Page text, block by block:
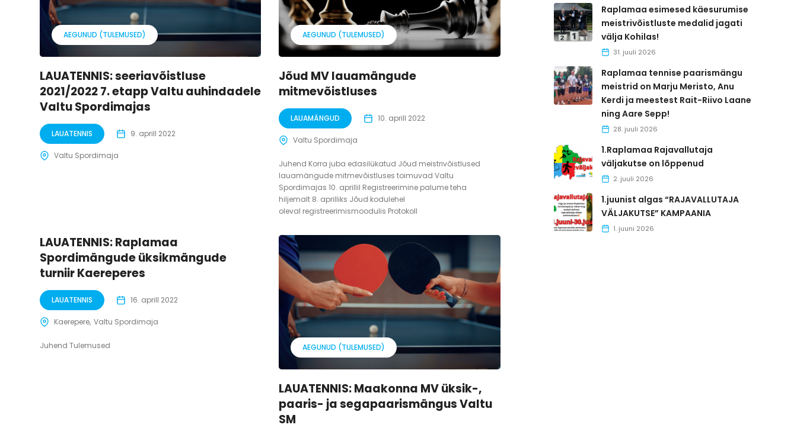
AEGUNUD (TULEMUSED)
LAUATENNIS: seeriavõistluse
2021/2022 7. etapp Valtu auhindadele
Valtu Spordimajas
LAUATENNIS 9. aprill 2022
Valtu Spordimaja
AEGUNUD (TULEMUSED)
Jõud MV lauamängude
mitmevõistluses
LAUAMÄNGUD 10. aprill 2022
Valtu Spordimaja
Juhend Korra juba edasilükatud Jõud meistrivõistlused
lauamängude mitmevõistluses toimuvad Valtu
Spordimajas 10. aprillil Registreerimine palume teha
hiljemalt 8. aprilliks Jõud kodulehel
oleval registreerimismoodulis Protokoll
LAUATENNIS: Raplamaa
Spordimängude üksikmängude
turniir Kaereperes
LAUATENNIS 16. aprill 2022
Kaerepere Valtu Spordimaja
Juhend Tulemused AEGUNUD (TULEMUSED)
LAUATENNIS: Maakonna MV üksik-,
paaris- ja segapaarismängus Valtu
SM
Raplamaa esimesed käesurumise
meistrivõistluste medalid jagati
välja Kohilas!
31. juuli 2026
Raplamaa tennise paarismängu
meistrid on Marju Meristo, Anu
Kerdi ja meestest Rait-Riivo Laane
ning Aare Sepp!
28. juuli 2026
1.Raplamaa Rajavallutaja
väljakutse on lõppenud
2. juuli 2026
1.juunist algas “RAJAVALLUTAJA
VÄLJAKUTSE” KAMPAANIA
1. juuni 2026